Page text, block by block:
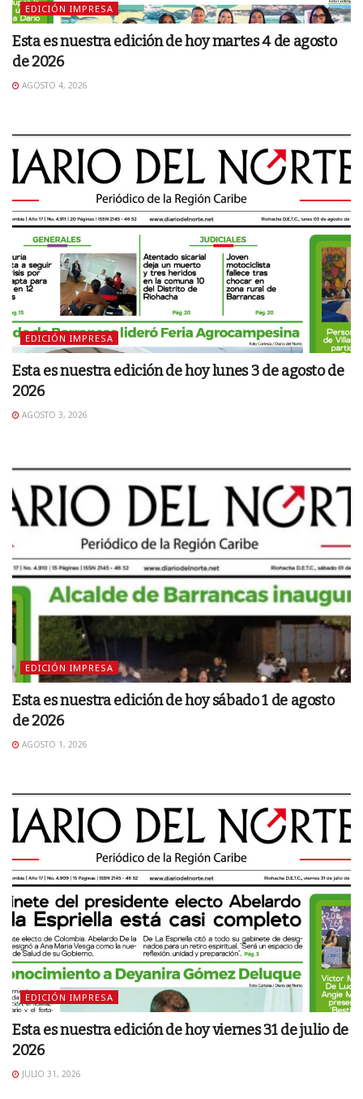
EDICIÓN IMPRESA
Esta es nuestra edición de hoy martes 4 de agosto
de 2026
AGOSTO 4, 2026
EDICIÓN IMPRESA
Esta es nuestra edición de hoy lunes 3 de agosto de
2026
AGOSTO 3, 2026
EDICIÓN IMPRESA
Esta es nuestra edición de hoy sábado 1 de agosto
de 2026
AGOSTO 1, 2026
EDICIÓN IMPRESA
Esta es nuestra edición de hoy viernes 31 de julio de
2026
JULIO 31, 2026